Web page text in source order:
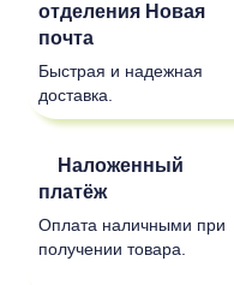
отделения Новая
почта
Быстрая и надежная
доставка.
Наложенный
платёж
Оплата наличными при
получении товара.